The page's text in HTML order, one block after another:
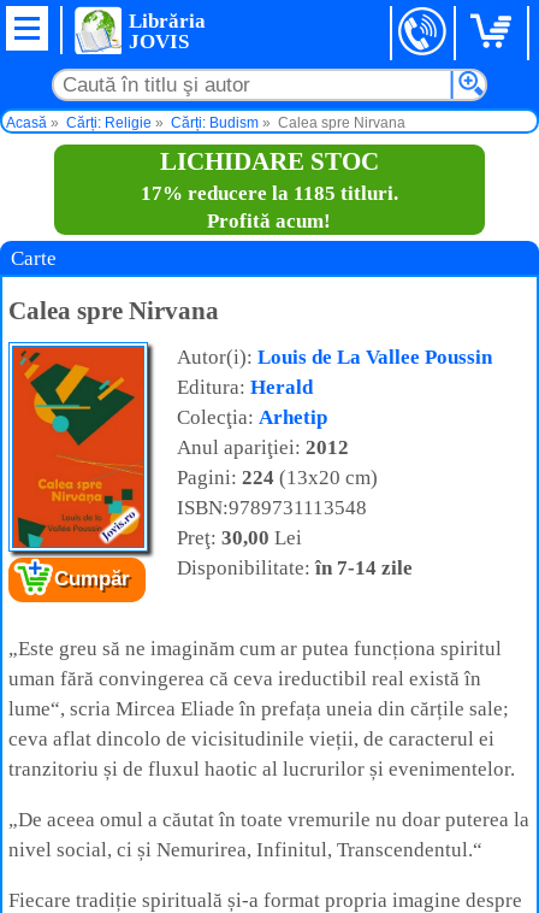
Librăria
JOVIS
Acasă Cărți: Religie Cărți: Budism Calea spre Nirvana
LICHIDARE STOC
17% reducere la 1185 titluri.
Profită acum!
Carte
Calea spre Nirvana
Cartea:
Cumpăr
Autor(i): Louis de La Vallee Poussin
Editura: Herald
Colecţia: Arhetip
Anul apariţiei: 2012
Pagini: 224 (13x20 cm)
ISBN:9789731113548
Preţ: 30,00 Lei
Disponibilitate:în 7-14 zile
„Este greu să ne imaginăm cum ar putea funcționa spiritul
uman fără convingerea că ceva ireductibil real există în
lume“, scria Mircea Eliade în prefața uneia din cărțile sale;
ceva aflat dincolo de vicisitudinile vieții, de caracterul ei
tranzitoriu și de fluxul haotic al lucrurilor și evenimentelor.
„De aceea omul a căutat în toate vremurile nu doar puterea la
nivel social, ci și Nemurirea, Infinitul, Transcendentul.“
Fiecare tradiție spirituală și-a format propria imagine despre